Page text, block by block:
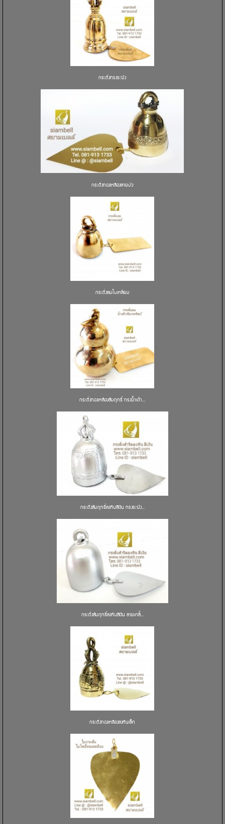
กระดิ่งทรงระฆัง
กระดิ่งทองเหลืองลายบัว
กระดิ่งลมใบเหลี่ยม
กระดิ่งทองเหลืองสัมฤทธิ์ ทรงน้ำเต้า...
กระดิ่งสัมฤทธิ์ลงหินสีเงิน ทรงระฆัง...
กระดิ่งสัมฤทธิ์ลงหินสีเงิน ลายเกลี้...
กระดิ่งทองเหลืองลงหินเล็ก